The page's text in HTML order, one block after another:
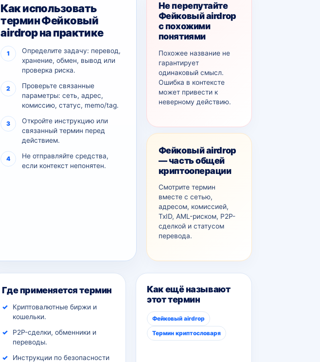
Как использовать
термин Фейковый
airdrop на практике
Определите задачу: перевод,
хранение, обмен, вывод или
проверка риска.
Проверьте связанные
параметры: сеть, адрес,
комиссию, статус, memo/tag.
Откройте инструкцию или
связанный термин перед
действием.
Не отправляйте средства,
если контекст непонятен.
Не перепутайте
Фейковый airdrop
с похожими
понятиями
Похожее название не
гарантирует
одинаковый смысл.
Ошибка в контексте
может привести к
неверному действию.
Фейковый airdrop
— часть общей
криптооперации
Смотрите термин
вместе с сетью,
адресом, комиссией,
TxID, AML-рискoм, P2P-
сделкой и статусом
перевода.
Где применяется термин
Криптовалютные биржи и
кошельки.
P2P-сделки, обменники и
переводы.
Инструкции по безопасности
Как ещё называют
этот термин
Фейковый airdrop
Термин криптословаря